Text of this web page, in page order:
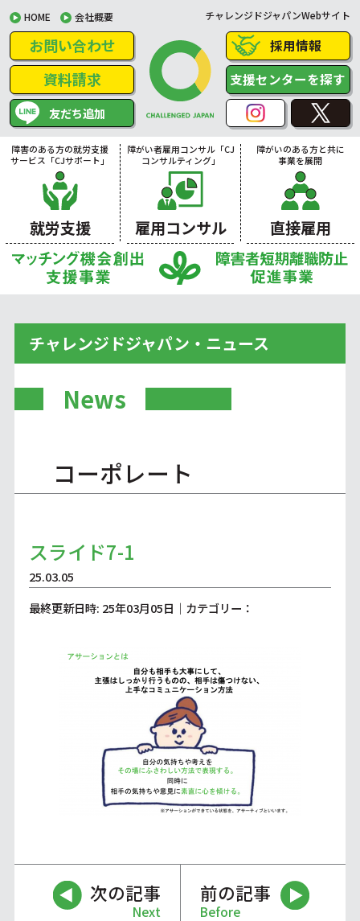
HOME 会社概要 チャレンジドジャパンWebサイト
お問い合わせ
資料請求
友だち追加
採用情報
支援センターを探す
障害のある方の就労支援
サービス「CJサポート」
就労支援
障がい者雇用コンサル「CJ
コンサルティング」
雇用コンサル
障がいのある方と共に
事業を展開
直接雇用
チャレンジドジャパン・ニュース
News
コーポレート
スライド7-1
25.03.05
最終更新日時: 25年03月05日｜カテゴリー：
次の記事
Next
前の記事
Before